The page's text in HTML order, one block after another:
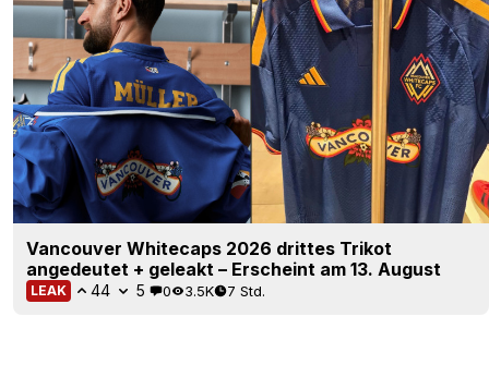
Vancouver Whitecaps 2026 drittes Trikot
angedeutet + geleakt – Erscheint am 13. August
LEAK 44 5 0 3.5K 7 Std.